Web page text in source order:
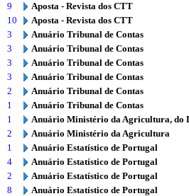
9
Aposta - Revista dos CTT
10
Aposta - Revista dos CTT
3
Anuário Tribunal de Contas
3
Anuário Tribunal de Contas
3
Anuário Tribunal de Contas
3
Anuário Tribunal de Contas
2
Anuário Tribunal de Contas
1
Anuário Tribunal de Contas
1
Anuário Ministério da Agricultura, do
2
Anuário Ministério da Agricultura
1
Anuário Estatístico de Portugal
4
Anuário Estatístico de Portugal
2
Anuário Estatístico de Portugal
8
Anuário Estatístico de Portugal